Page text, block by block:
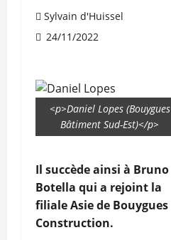
Sylvain d'Huissel
24/11/2022
<p>Daniel Lopes (Bouygues
Bâtiment Sud-Est)</p>
Il succède ainsi à Bruno
Botella qui a rejoint la
filiale Asie de Bouygues
Construction.